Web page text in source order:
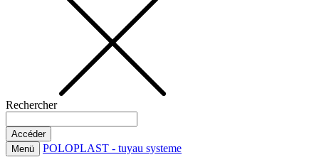
Rechercher
Menü POLOPLAST - tuyau systeme